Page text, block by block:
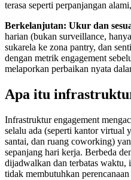
terasa seperti perpanjangan
Berkelanjutan: Ukur dan
harian (bukan surveillance,
sukarela ke zona pantry, dan
dengan metrik engagement
melaporkan perbaikan nyata
Apa itu
Infrastruktur engagement
selalu ada (seperti kantor virtual
santai, dan ruang coworking)
sepanjang hari kerja. Berbeda
dijadwalkan dan terbatas waktu,
tidak membutuhkan